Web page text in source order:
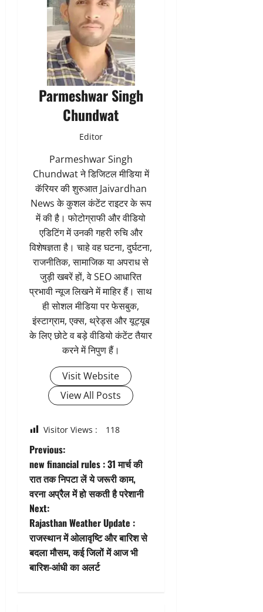
Parmeshwar Singh
Chundwat
Editor
Parmeshwar Singh
Chundwat ने डिजिटल मीडिया में
कॅरियर की शुरुआत Jaivardhan
News के कुशल कंटेंट राइटर के रूप
में की है। फोटोग्राफी और वीडियो
एडिटिंग में उनकी गहरी रुचि और
विशेषज्ञता है। चाहे वह घटना, दुर्घटना,
राजनीतिक, सामाजिक या अपराध से
जुड़ी खबरें हों, वे SEO आधारित
प्रभावी न्यूज लिखने में माहिर हैं। साथ
ही सोशल मीडिया पर फेसबुक,
इंस्टाग्राम, एक्स, थ्रेड्स और यूट्यूब
के लिए छोटे व बड़े वीडियो कंटेंट तैयार
करने में निपुण हैं।
Visit Website
View All Posts
Visitor Views : 118
P
o
s
t
n
a
Previous:
new financial rules : 31 मार्च की
रात तक निपटा लें ये जरूरी काम,
वरना अप्रैल में हो सकती है परेशानी
Next:
Rajasthan Weather Update :
राजस्थान में ओलावृष्टि और बारिश से
बदला मौसम, कई जिलों में आज भी
बारिश-आंधी का अलर्ट